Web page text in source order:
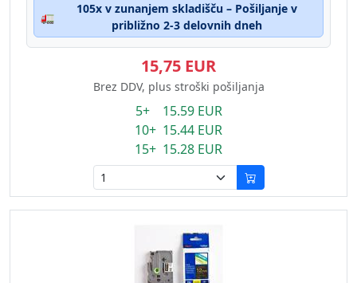
🚛
105x v zunanjem skladišču – Pošiljanje v
približno 2-3 delovnih dneh
15,75 EUR
Brez DDV, plus stroški pošiljanja
5+ 15.59 EUR
10+ 15.44 EUR
15+ 15.28 EUR